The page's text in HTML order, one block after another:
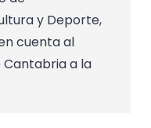
y Deporte,
cuenta al
Cantabria a la